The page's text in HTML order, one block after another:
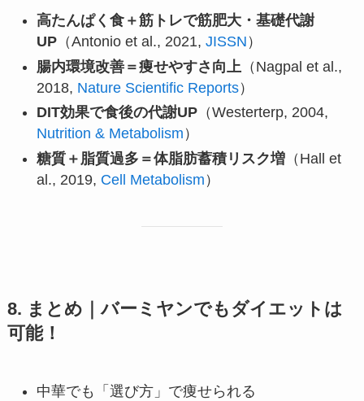
高たんぱく食＋筋トレで筋肥大・基礎代謝
UP（Antonio et al., 2021, JISSN ）
腸内環境改善＝痩せやすさ向上 （Nagpal et al.,
2018, Nature Scientific Reports）
DIT効果で食後の代謝UP（Westerterp, 2004,
Nutrition & Metabolism ）
糖質＋脂質過多＝体脂肪蓄積リスク増（Hall et
al., 2019, Cell Metabolism ）
8. まとめ｜バーミヤンでもダイエットは
可能！
中華でも「選び方」で痩せられる